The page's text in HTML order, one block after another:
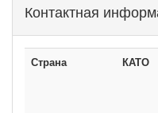
Контактная
Страна КАТО